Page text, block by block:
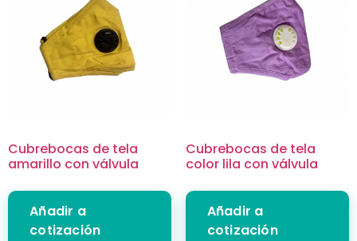
Cubrebocas de tela
amarillo con válvula
Añadir a
cotización
Cubrebocas de tela
color lila con válvula
Añadir a
cotización